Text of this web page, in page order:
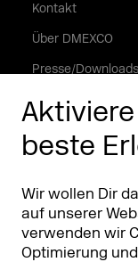
beste
Wir wollen Dir
auf unserer
verwenden wir
Optimierung
Kontakt
Über DMEXCO
Presse/Downloads
Phishing Alarm
Partner
Partner &